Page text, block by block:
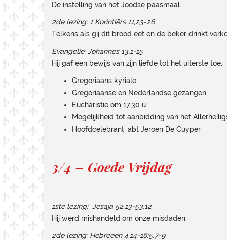
De instelling van het Joodse paasmaal.
2de lezing: 1 Korintiërs 11,23-26
Telkens als gij dit brood eet en de beker drinkt
Evangelie: Johannes 13,1-15
Hij gaf een bewijs van zijn liefde tot het uiterste toe.
Gregoriaans kyriale
Gregoriaanse en Nederlandse gezangen
Eucharistie om 17.30 u
Mogelijkheid tot aanbidding van het
Hoofdcelebrant: abt Jeroen De Cuyper
3/4 – Goede Vrijdag
1ste lezing: Jesaja 52,13-53,12
Hij werd mishandeld om onze misdaden.
2de lezing: Hebreeën 4,14-16;5,7-9